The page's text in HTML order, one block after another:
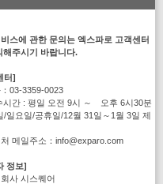
스에 관한 문의는 엑스파로 고객센터
해주시기 바랍니다.
터]
：03-3359-0023
시간 : 평일 오전 9시 ～ 오후 6시30분
/일요일/공휴일/12월 31일～1월 3일 제
처 메일주소：info@exparo.com
정보]
회사 시스퀘어